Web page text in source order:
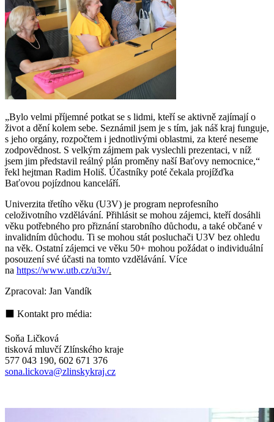
„Bylo velmi příjemné potkat se s lidmi, kteří se aktivně zajímají o
život a dění kolem sebe. Seznámil jsem je s tím, jak náš kraj funguje,
s jeho orgány, rozpočtem i jednotlivými oblastmi, za které neseme
zodpovědnost. S velkým zájmem pak vyslechli prezentaci, v níž
jsem jim představil reálný plán proměny naší Baťovy nemocnice,“
řekl hejtman Radim Holiš. Účastníky poté čekala projížďka
Baťovou pojízdnou kanceláří.
Univerzita třetího věku (U3V) je program neprofesního
celoživotního vzdělávání. Přihlásit se mohou zájemci, kteří dosáhli
věku potřebného pro přiznání starobního důchodu, a také občané v
invalidním důchodu. Ti se mohou stát posluchači U3V bez ohledu
na věk. Ostatní zájemci ve věku 50+ mohou požádat o individuální
posouzení své účasti na tomto vzdělávání. Více
na https://www.utb.cz/u3v/.
Zpracoval: Jan Vandík
⬛ Kontakt pro média:
Soňa Ličková
tisková mluvčí Zlínského kraje
577 043 190, 602 671 376
sona.lickova@zlinskykraj.cz